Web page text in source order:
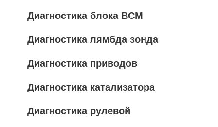
Диагностика блока BCM
Диагностика лямбда зонда
Диагностика приводов
Диагностика катализатора
Диагностика рулевой